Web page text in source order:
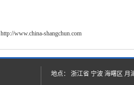
http://www.china-shangchun.com
地点： 浙江省 宁波 海曙区 月